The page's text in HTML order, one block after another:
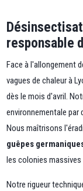
responsable
Face à l'allongement
vagues de chaleur à
dès le mois d'avril.
environnementale par
Nous maîtrisons
guêpes
les colonies
Notre rigueur